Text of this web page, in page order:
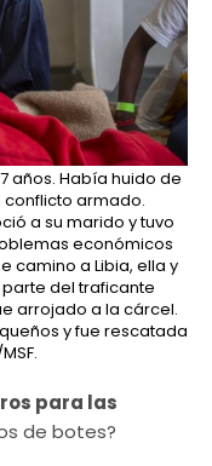
años. Había huido de
conflicto armado.
a su marido y tuvo
económicos
camino a Libia, ella y
del traficante
arrojado a la cárcel.
y fue rescatada
para las
de botes?